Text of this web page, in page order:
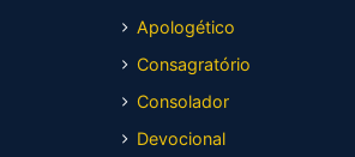
Apologético
Consagratório
Consolador
Devocional